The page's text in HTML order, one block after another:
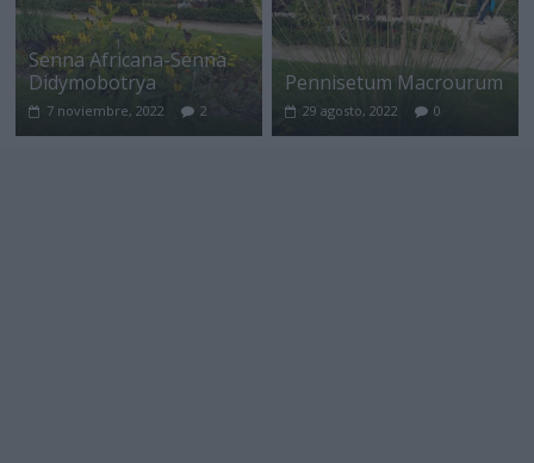
Senna Africana-Senna
Didymobotrya
7 noviembre, 2022 2
Pennisetum Macrourum
29 agosto, 2022 0